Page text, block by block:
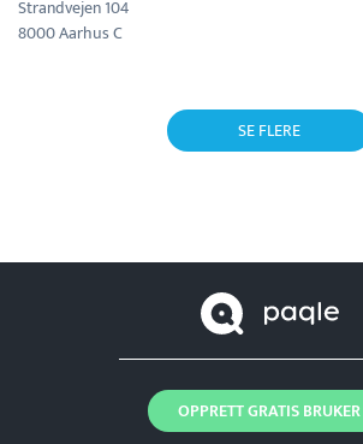
Strandvejen 104
8000 Aarhus C
SE FLERE
OPPRETT GRATIS BRUKER